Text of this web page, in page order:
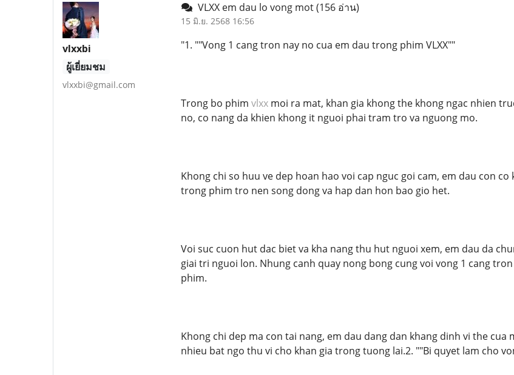
vlxxbi
ผู้เยี่ยมชม
vlxxbi@gmail.com
VLXX em dau lo vong mot(156 อ่าน)
15 มิ.ย. 2568 16:56
"1. ""Vong 1 cang tron nay no cua em dau trong phim VLXX""
Trong bo phim vlxxmoi ra mat, khan gia khong the khong ngac nhien
no, co nang da khien khong it nguoi phai tram tro va nguong mo.
Khong chi so huu ve dep hoan hao voi cap nguc goi cam, em dau con
trong phim tro nen song dong va hap dan hon bao gio het.
Voi suc cuon hut dac biet va kha nang thu hut nguoi xem, em dau da
giai tri nguoi lon. Nhung canh quay nong bong cung voi vong 1 cang
phim.
Khong chi dep ma con tai nang, em dau dang dan khang dinh vi the
nhieu bat ngo thu vi cho khan gia trong tuong lai.2. ""Bi quyet lam cho